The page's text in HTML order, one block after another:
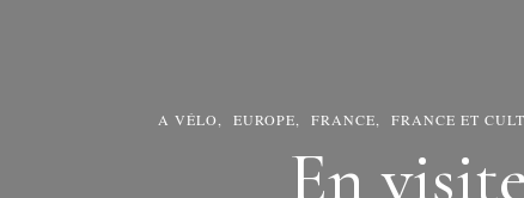
A VÉLO EUROPE FRANCE FRANCE ET
En